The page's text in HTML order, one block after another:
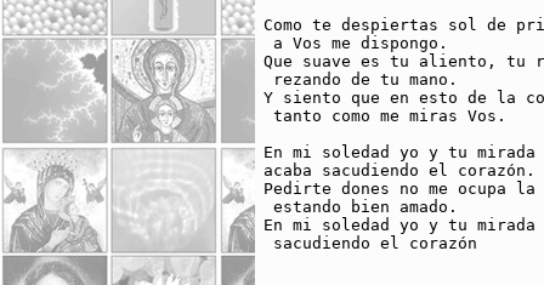
Como te despiertas sol de
a Vos me dispongo.
Que suave es tu aliento, tu
rezando de tu mano.
Y siento que en esto de la
tanto como me miras Vos.
En mi soledad yo y tu mirada
acaba sacudiendo el corazón.
Pedirte dones no me ocupa
estando bien amado.
En mi soledad yo y tu mirada
sacudiendo el corazón